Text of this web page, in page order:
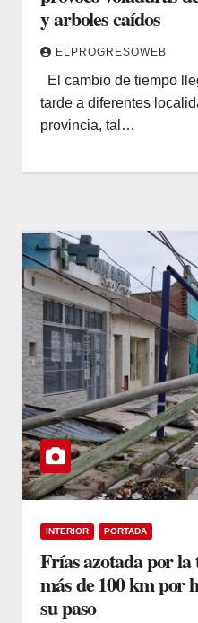
y arboles caídos
ELPROGRESOWEB
El cambio de tiempo
tarde a diferentes
provincia, tal…
INTERIOR PORTADA
Frías azotada por
más de 100 km por
su paso